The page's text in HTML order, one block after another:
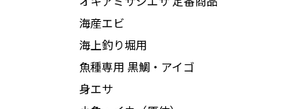
海産エビ
海上釣り堀用
魚種専用 黒鯛・アイゴ
身エサ